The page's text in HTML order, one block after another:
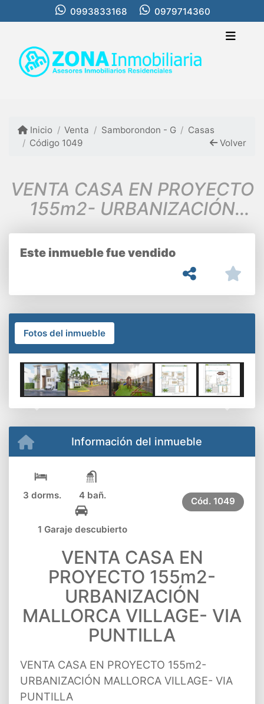
0993833168 0979714360
Inicio Venta Samborondon - G
Casas
Código 1049
Volver
VENTA CASA EN PROYECTO
155m2- URBANIZACIÓN
MALLORCA VILLAGE- VIA
PUNTILLA
Este inmueble fue vendido
Fotos del inmueble
Previous Next
Información del inmueble
3 dorms. 4 bañ.
1 Garaje descubierto
Cód. 1049
VENTA CASA EN
PROYECTO 155m2-
URBANIZACIÓN
MALLORCA VILLAGE- VIA
PUNTILLA
VENTA CASA EN PROYECTO 155m2-
URBANIZACIÓN MALLORCA VILLAGE- VIA
PUNTILLA